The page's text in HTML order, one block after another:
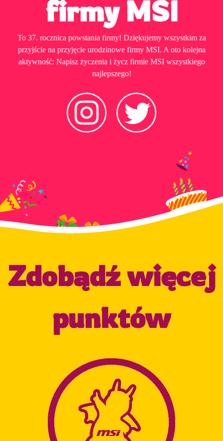
firmy MSI
To 37. rocznica powstania firmy! Dziękujemy wszystkim za
przyjście na przyjęcie urodzinowe firmy MSI. A oto kolejna
aktywność: Napisz życzenia i życz firmie MSI wszystkiego
najlepszego!
Zdobądź więcej
punktów